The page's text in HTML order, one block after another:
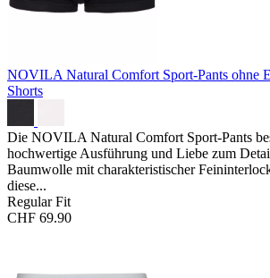
NOVILA Natural Comfort Sport-Pants ohne
Shorts
Die NOVILA Natural Comfort Sport-Pants
hochwertige Ausführung und Liebe zum
Baumwolle mit charakteristischer
diese...
Regular Fit
CHF 69.90